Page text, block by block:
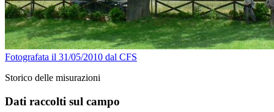
Fotografata il 31/05/2010 dal CFS
Storico delle misurazioni
Dati raccolti sul campo